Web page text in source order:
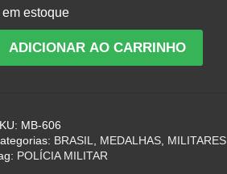
em estoque
ADICIONAR AO CARRINHO
MB-606
BRASIL, MEDALHAS, MILITARES
POLÍCIA MILITAR